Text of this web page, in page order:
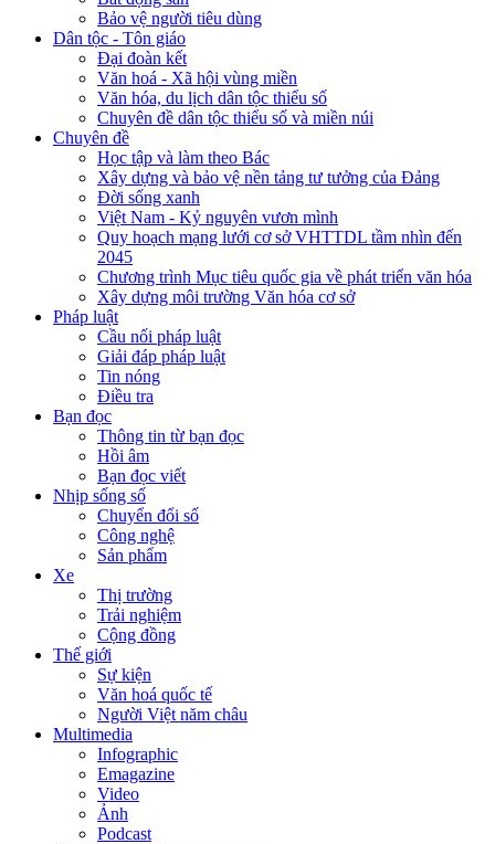
Bảo vệ người tiêu dùng
Dân tộc - Tôn giáo
Đại đoàn kết
Văn hoá - Xã hội vùng miền
Văn hóa, du lịch dân tộc thiểu số
Chuyên đề dân tộc thiểu số và miền núi
Chuyên đề
Học tập và làm theo Bác
Xây dựng và bảo vệ nền tảng tư tưởng của Đảng
Đời sống xanh
Việt Nam - Kỷ nguyên vươn mình
Quy hoạch mạng lưới cơ sở VHTTDL tầm nhìn đến
2045
Chương trình Mục tiêu quốc gia về phát triển văn hóa
Xây dựng môi trường Văn hóa cơ sở
Pháp luật
Cầu nối pháp luật
Giải đáp pháp luật
Tin nóng
Điều tra
Bạn đọc
Thông tin từ bạn đọc
Hồi âm
Bạn đọc viết
Nhịp sống số
Chuyển đổi số
Công nghệ
Sản phẩm
Xe
Thị trường
Trải nghiệm
Cộng đồng
Thế giới
Sự kiện
Văn hoá quốc tế
Người Việt năm châu
Multimedia
Infographic
Emagazine
Video
Ảnh
Podcast